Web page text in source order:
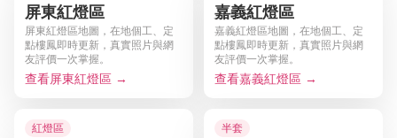
屏東紅燈區
屏東紅燈區地圖，在地個工、定
點樓鳳即時更新，真實照片與網
友評價一次掌握。
查看屏東紅燈區 →
嘉義紅燈區
嘉義紅燈區地圖，在地個工、定
點樓鳳即時更新，真實照片與網
友評價一次掌握。
查看嘉義紅燈區 →
紅燈區 半套